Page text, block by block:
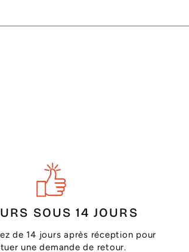
SOUS 14 JOURS
de 14 jours après réception pour
une demande de retour.